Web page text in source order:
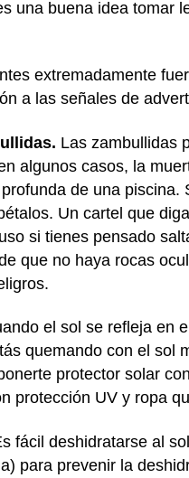
una buena idea tomar
extremadamente
a las señales de
Las zambullidas
algunos casos, la
de una
Un cartel que
si tienes pensado
que no haya rocas
el sol se refleja en
quemando con el
protector solar
protección UV y ropa
fácil deshidratarse al
para prevenir la